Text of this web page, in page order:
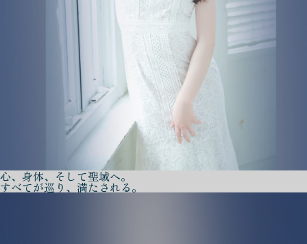
心、身体、そして聖域へ。
すべてが巡り、満たされる。